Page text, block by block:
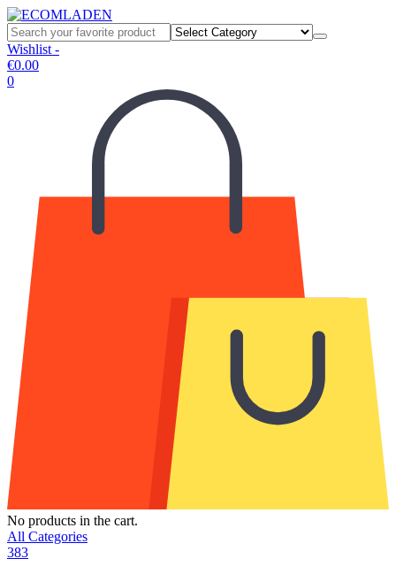
Wishlist -
€0.00
0
No products in the cart.
All Categories
383